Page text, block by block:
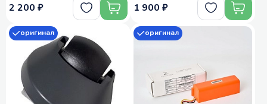
2 200 ₽ 1 900 ₽
оригинал оригинал